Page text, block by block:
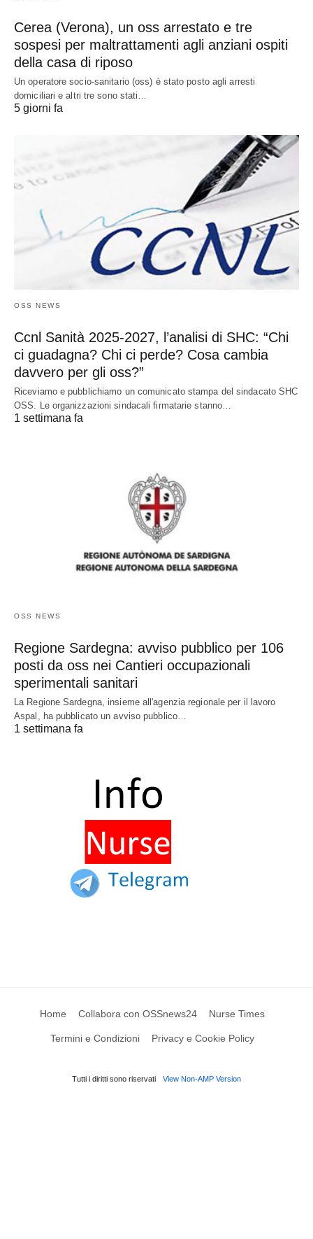
Cerea (Verona), un oss arrestato e tre
sospesi per maltrattamenti agli anziani ospiti
della casa di riposo
Un operatore socio-sanitario (oss) è stato posto agli arresti
domiciliari e altri tre sono stati…
5 giorni fa
OSS NEWS
Ccnl Sanità 2025-2027, l’analisi di SHC: “Chi
ci guadagna? Chi ci perde? Cosa cambia
davvero per gli oss?”
Riceviamo e pubblichiamo un comunicato stampa del sindacato SHC
OSS. Le organizzazioni sindacali firmatarie stanno…
1 settimana fa
OSS NEWS
Regione Sardegna: avviso pubblico per 106
posti da oss nei Cantieri occupazionali
sperimentali sanitari
La Regione Sardegna, insieme all'agenzia regionale per il lavoro
Aspal, ha pubblicato un avviso pubblico…
1 settimana fa
Home Collabora con OSSnews24 Nurse Times
Termini e Condizioni Privacy e Cookie Policy
Tutti i diritti sono riservati View Non-AMP Version